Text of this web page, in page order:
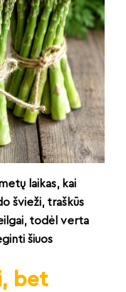
laikas, kai
švieži, traškūs
todėl verta
šiuos
bet